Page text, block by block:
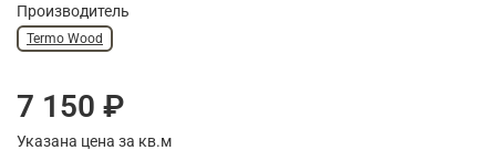
Производитель
Termo Wood
7 150 ₽
Указана цена за кв.м